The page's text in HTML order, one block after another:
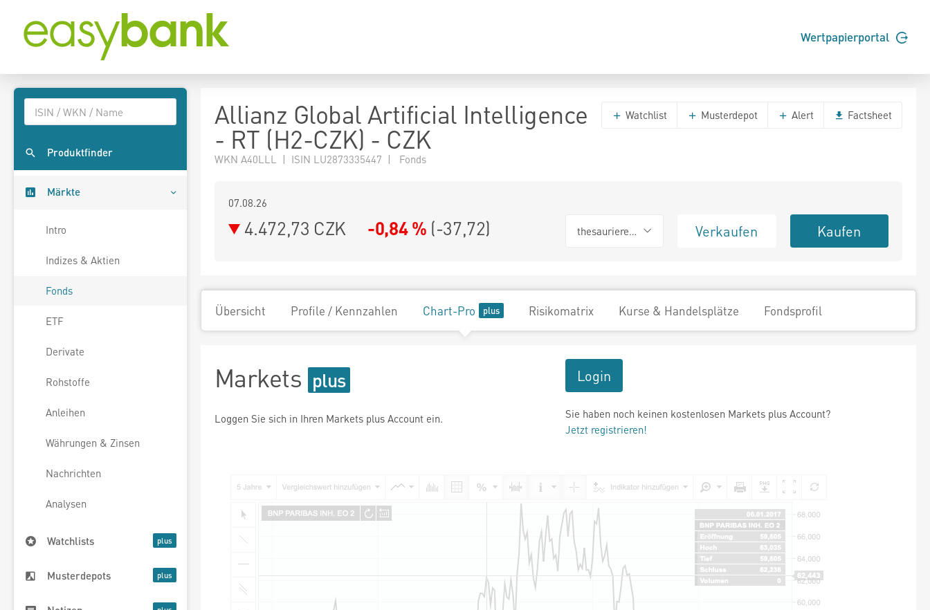
Wertpapierportal
Produktfinder
Märkte
Intro
Indizes & Aktien
Fonds
ETF
Derivate
Rohstoffe
Anleihen
Währungen & Zinsen
Nachrichten
Analysen
Watchlists
Musterdepots
Allianz Global Artificial Intelligence
- RT (H2-CZK) - CZK
WKN A40LLL | ISIN LU2873335447 | Fonds
Watchlist Musterdepot Alert Factsheet
07.08.26
4.472,73 CZK -0,84 % (-37,72) thesaurierend Verkaufen Kaufen
Übersicht Profile / Kennzahlen Chart-Pro Risikomatrix Kurse & Handelsplätze Fondsprofil
Markets
Loggen Sie sich in Ihren Markets plus Account ein.
Login
Sie haben noch keinen kostenlosen Markets plus Account?
Jetzt registrieren!